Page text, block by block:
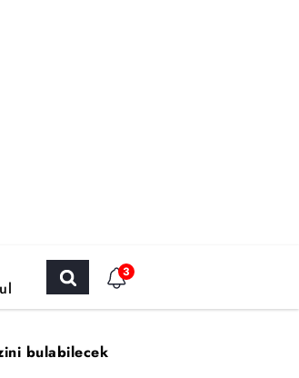
3
bulabilecek